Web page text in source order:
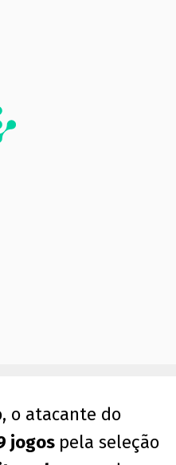
o atacante do
jogos pela seleção